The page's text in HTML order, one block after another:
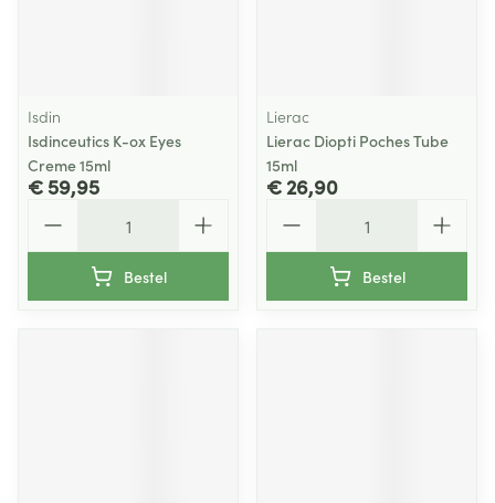
Isdin
Isdinceutics K-ox Eyes
Creme 15ml
€ 59,95
Bestel
Lierac
Lierac Diopti Poches Tube
15ml
€ 26,90
Bestel